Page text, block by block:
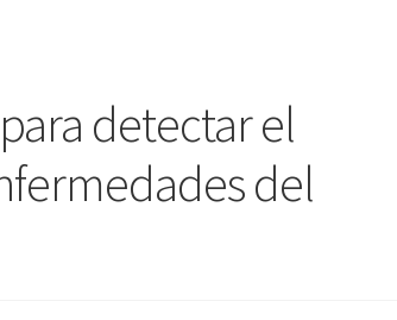
detectar el
del